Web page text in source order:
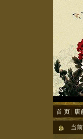
首 页 唐
当